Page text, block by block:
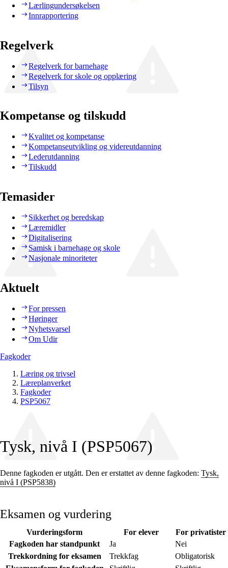
Lærlingundersøkelsen
Innrapportering
Regelverk
Regelverk for barnehage
Regelverk for skole og opplæring
Tilsyn
Kompetanse og tilskudd
Kvalitet og kompetanse
Kompetanseutvikling og videreutdanning
Lederutdanning
Tilskudd
Temasider
Sikkerhet og beredskap
Læremidler
Digitalisering
Samisk i barnehage og skole
Nasjonale minoriteter
Aktuelt
For pressen
Høringer
Nyhetsvarsel
Om Udir
Fagkoder
Læring og trivsel
Læreplanverket
Fagkoder
PSP5067
Tysk, nivå I (PSP5067)
Denne fagkoden er utgått. Den er erstattet av denne fagkoden: Tysk,
nivå I (PSP5838)
Eksamen og vurdering
Vurderingsform For elever
For privatister
Fagkoden har standpunkt
Ja
Nei
Trekkordning for eksamen
Trekkfag
Obligatorisk